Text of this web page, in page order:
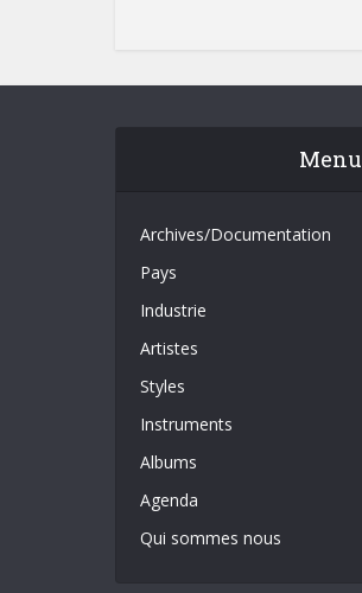
Menu
Archives/Documentation
Pays
Industrie
Artistes
Styles
Instruments
Albums
Agenda
Qui sommes nous